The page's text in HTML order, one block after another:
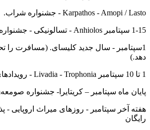
Karpathos - Amopi / Lasto - جشنواره شراب.
1-15 سپتامبر Anhiolos - تسالونیکی - جشنواره شراب
1سپتامبر - سال جدید کلیسای. (مسافرت را
دهد.)
1 تا 10 سپتامبر Livadia - Trophonia - رویدادهای فرهنگی
پایان ماه سپتامبر – کریتایرا- جشنواره صومعهMyrtiodiotissa
هفته آخر سپتامبر - روزهای میراث اروپایی
رایگان